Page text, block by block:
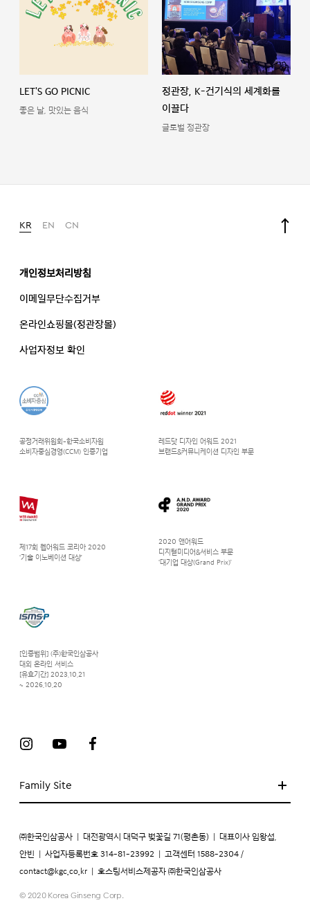
LET'S GO PICNIC
좋은 날, 맛있는 음식
정관장, K-건기식의 세계화를
이끌다
글로벌 정관장
KR EN CN
Family Site
공정거래위원회-한국소비자원
소비자중심경영(CCM) 인증기업
레드닷 디자인 어워드 2021
브랜드&커뮤니케이션 디자인 부문
제17회 웹어워드 코리아 2020
‘기술 이노베이션 대상’
2020 앤어워드
디지털미디어&서비스 부문
‘대기업 대상(Grand Prix)’
[인증범위] (주)한국인삼공사
대외 온라인 서비스
[유효기간] 2023.10.21
~ 2026.10.20
개인정보처리방침
이메일무단수집거부
온라인쇼핑몰(정관장몰)
사업자정보 확인
㈜한국인삼공사 대전광역시 대덕구 벚꽃길 71(평촌동) 대표이사 임왕섭,
안빈 사업자등록번호 314-81-23992 고객센터 1588-2304 /
contact@kgc.co.kr 호스팅서비스제공자 ㈜한국인삼공사
© 2020 Korea Ginseng Corp.